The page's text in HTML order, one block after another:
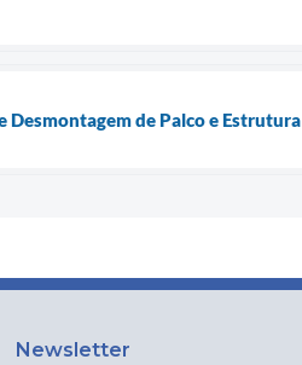
Desmontagem de Palco e Estrutura
Newsletter